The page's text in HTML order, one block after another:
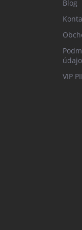
Blog
VIP